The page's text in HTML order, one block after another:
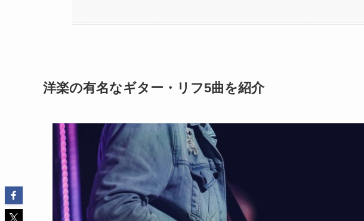
洋楽の有名なギター・リフ5曲を紹介